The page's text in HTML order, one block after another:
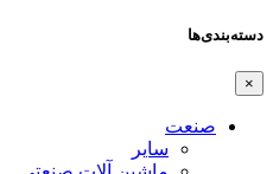
دسته‌بندی‌ها
×
صنعت
سایر